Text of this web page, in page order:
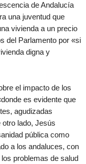
de Andalucía
una juventud que
vivienda a un precio
del Parlamento por «si
digna y
el impacto de los
es evidente que
agudizadas
lado, Jesús
pública como
a los andaluces, con
problemas de salud